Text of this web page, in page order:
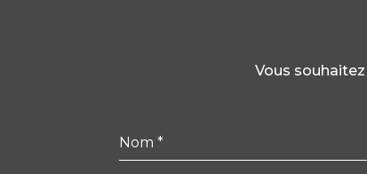
Vous
Nom*